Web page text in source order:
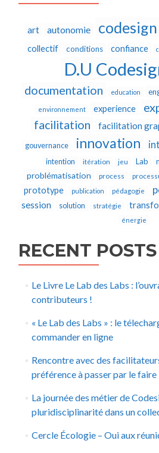
art autonomie codesign
collectif conditions confiance
D.U
documentation education
environnement experience
facilitation
facilitation
gouvernance innovation
intention itération jeu Lab
problématisation process
prototype publication pédagogie
session solution stratégie
énergie
RECENT POSTS
Le Livre Le Lab des Labs :
contributeurs !
« Le Lab des Labs » : le
commander en ligne
Rencontre avec des
préférence à passer par le faire
La journée des métier de
pluridisciplinarité dans un
Cercle Écologie – Oui aux